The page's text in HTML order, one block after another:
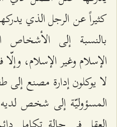
كثيراً عن الرجل الذي
بالنسبة إلى الأشخاص
الإسلام وغير الإسلام،
لا يوكلون إدارة مصنع
المسؤوليّة إلى شخص